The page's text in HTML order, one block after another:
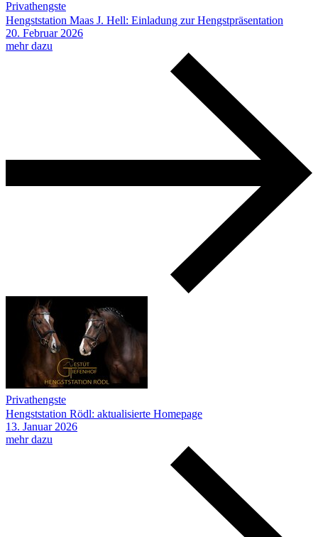
Privathengste
Hengststation Maas J. Hell: Einladung zur Hengstpräsentation
20. Februar 2026
mehr dazu
Privathengste
Hengststation Rödl: aktualisierte Homepage
13. Januar 2026
mehr dazu